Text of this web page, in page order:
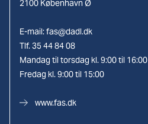
2100 København Ø
E-mail:fas@dadl.dk
Tlf. 35 44 84 08
Mandag til torsdag kl. 9:00 til 16:00
Fredag kl. 9:00 til 15:00
www.fas.dk